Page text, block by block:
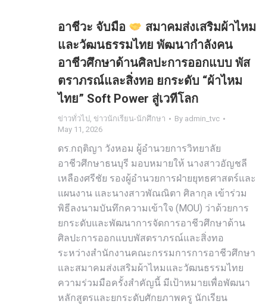
อาชีวะ จับมือ
สมาคมส่งเสริมผ้าไหม
และวัฒนธรรมไทย พัฒนากำลังคน
อาชีวศึกษาด้านศิลปะการออกแบบ พัส
ตราภรณ์และสิ่งทอ ยกระดับ “ผ้าไหม
ไทย” Soft Power สู่เวทีโลก
ข่าวทั่วไป, ข่าวนักเรียน-นักศึกษา By admin_tvc
May 11, 2026
ดร.กฤติญา วังหอม ผู้อำนวยการวิทยาลัย
อาชีวศึกษาธนบุรี มอบหมายให้ นางสาวอัญชลี
เหลืองศรีชัย รองผู้อำนวยการฝ่ายยุทธศาสตร์และ
แผนงาน และนางสาวพัณณิตา ศิลากุล เข้าร่วม
พิธีลงนามบันทึกความเข้าใจ (MOU) ว่าด้วยการ
ยกระดับและพัฒนาการจัดการอาชีวศึกษาด้าน
ศิลปะการออกแบบพัสตราภรณ์และสิ่งทอ
ระหว่างสำนักงานคณะกรรมการการอาชีวศึกษา
และสมาคมส่งเสริมผ้าไหมและวัฒนธรรมไทย
ความร่วมมือครั้งสำคัญนี้ มีเป้าหมายเพื่อพัฒนา
หลักสูตรและยกระดับศักยภาพครู นักเรียน